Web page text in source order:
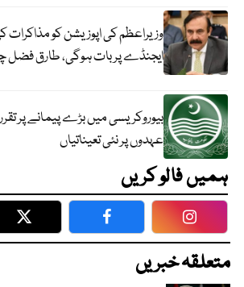
وزیراعظم کی اپوزیشن کو
ایجنڈے پر بات ہوگی، طارق فضل
بیوروکریسی میں بڑے پیمانے پر
عہدوں پر نئی تعیناتیاں
ہمیں فالو کریں
Twitter Facebook
متعلقہ خبریں